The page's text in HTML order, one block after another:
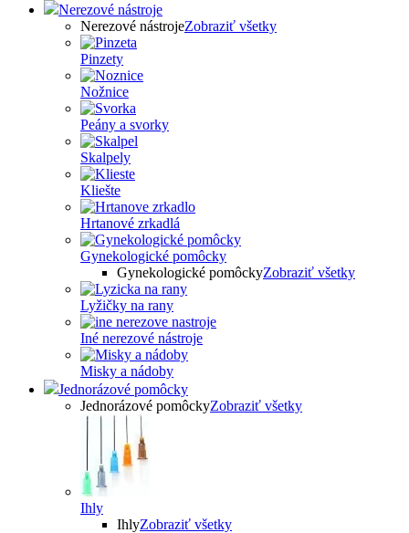
Nerezové nástroje
Nerezové nástrojeZobraziť všetky
Pinzety
Nožnice
Peány a svorky
Skalpely
Kliešte
Hrtanové zrkadlá
Gynekologické pomôcky
Gynekologické pomôckyZobraziť všetky
Lyžičky na rany
Iné nerezové nástroje
Misky a nádoby
Jednorázové pomôcky
Jednorázové pomôckyZobraziť všetky
Ihly
IhlyZobraziť všetky